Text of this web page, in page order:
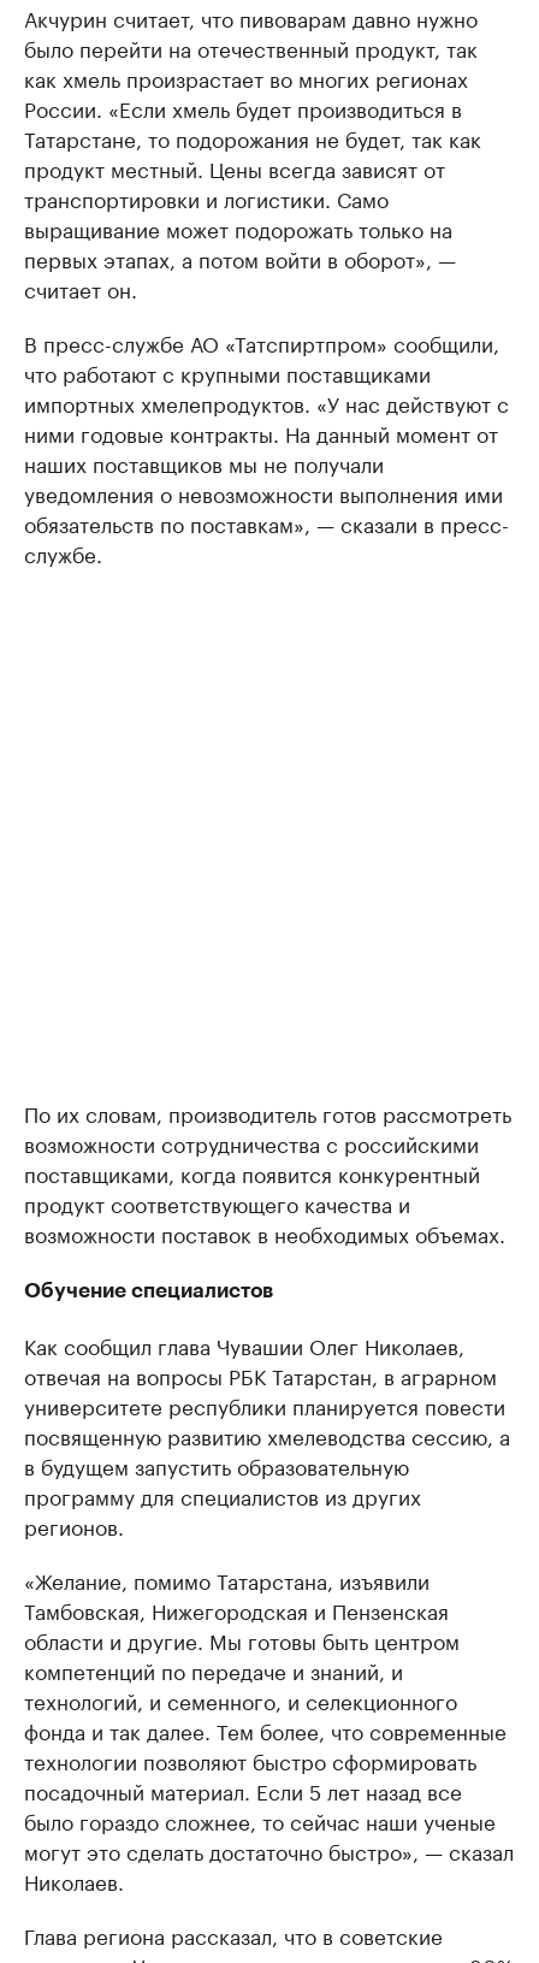
Акчурин считает, что пивоварам давно нужно
было перейти на отечественный продукт, так
как хмель произрастает во многих регионах
России. «Если хмель будет производиться в
Татарстане, то подорожания не будет, так как
продукт местный. Цены всегда зависят от
транспортировки и логистики. Само
выращивание может подорожать только на
первых этапах, а потом войти в оборот», —
считает он.
В пресс-службе АО «Татспиртпром» сообщили,
что работают с крупными поставщиками
импортных хмелепродуктов. «У нас действуют с
ними годовые контракты. На данный момент от
наших поставщиков мы не получали
уведомления о невозможности выполнения ими
обязательств по поставкам», — сказали в пресс-
службе.
По их словам, производитель готов рассмотреть
возможности сотрудничества с российскими
поставщиками, когда появится конкурентный
продукт соответствующего качества и
возможности поставок в необходимых объемах.
Обучение специалистов
Как сообщил глава Чувашии Олег Николаев,
отвечая на вопросы РБК Татарстан, в аграрном
университете республики планируется повести
посвященную развитию хмелеводства сессию, а
в будущем запустить образовательную
программу для специалистов из других
регионов.
«Желание, помимо Татарстана, изъявили
Тамбовская, Нижегородская и Пензенская
области и другие. Мы готовы быть центром
компетенций по передаче и знаний, и
технологий, и семенного, и селекционного
фонда и так далее. Тем более, что современные
технологии позволяют быстро сформировать
посадочный материал. Если 5 лет назад все
было гораздо сложнее, то сейчас наши ученые
могут это сделать достаточно быстро», — сказал
Николаев.
Глава региона рассказал, что в советские